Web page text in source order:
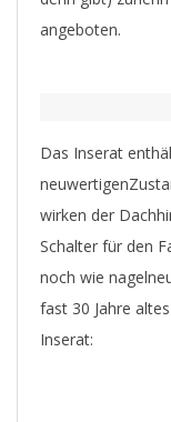
angeboten.
Das Inserat
wirken der
Schalter für den
noch wie
fast 30 Jahre
Inserat: